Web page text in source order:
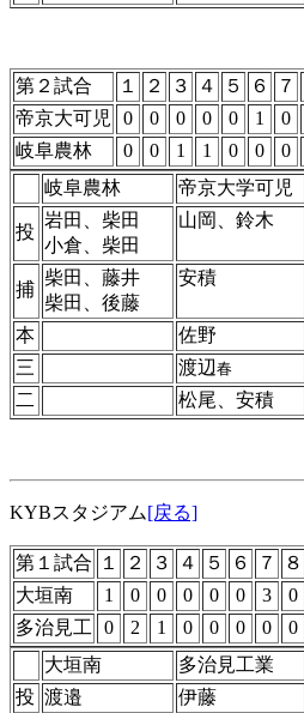
第２試合 １ ２ ３ ４ ５ ６ ７
帝京大可児
0 0 0 0 0 1 0
岐阜農林
0 0 1 1 0 0 0
岐阜農林
帝京大学可児
投
岩田、柴田
小倉、柴田
山岡、鈴木
捕
柴田、藤井
柴田、後藤
安積
本
佐野
三
渡辺 春
二 松尾、安積
KYBスタジアム[戻る]
第１試合 １ ２ ３ ４ ５ ６ ７ ８
大垣南
1 0 0 0 0 0 3 0
多治見工
0 2 1 0 0 0 0 0
大垣南
多治見工業
投 渡邉
伊藤